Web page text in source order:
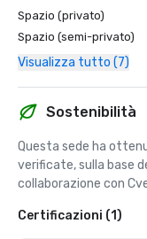
Spazio (privato)
Spazio (semi-privato)
Visualizza tutto (7)
Sostenibilità
Questa sede ha
verificate, sulla base
collaborazione con
Certificazioni (1)